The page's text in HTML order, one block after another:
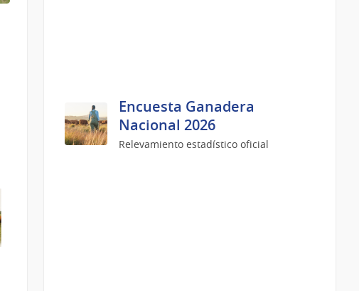
Encuesta Ganadera
Nacional 2026
Relevamiento estadístico oficial